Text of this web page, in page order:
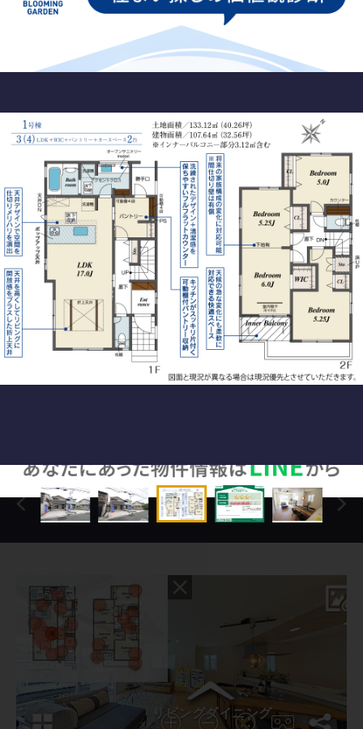
ギャラリー